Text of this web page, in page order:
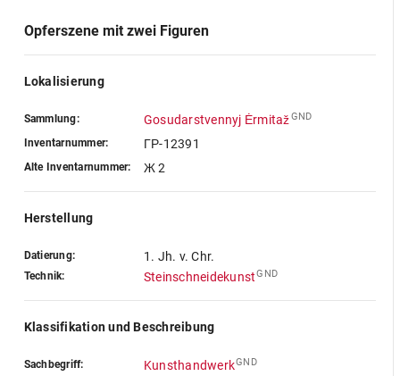
Opferszene mit zwei Figuren
Lokalisierung
Sammlung: Gosudarstvennyj ĖrmitažGND
Inventarnummer: ГР-12391
Alte Inventarnummer: Ж 2
Herstellung
Datierung: 1. Jh. v. Chr.
Technik: SteinschneidekunstGND
Klassifikation und Beschreibung
Sachbegriff: KunsthandwerkGND